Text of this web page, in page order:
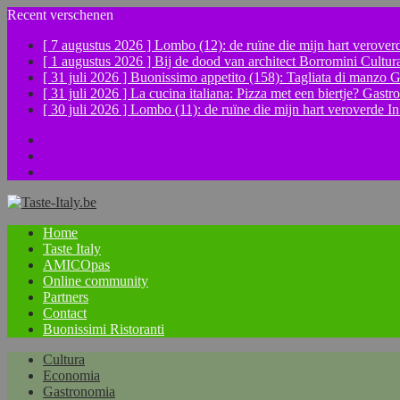
Recent verschenen
[ 7 augustus 2026 ] Lombo (12): de ruïne die mijn hart
[ 1 augustus 2026 ] Bij de dood van architect Borromini
[ 31 juli 2026 ] Buonissimo appetito (158): Tagliata di manzo
[ 31 juli 2026 ] La cucina italiana: Pizza met een biertje?
[ 30 juli 2026 ] Lombo (11): de ruïne die mijn hart veroverde
Home
Taste Italy
AMICOpas
Online community
Partners
Contact
Buonissimi Ristoranti
Cultura
Economia
Gastronomia